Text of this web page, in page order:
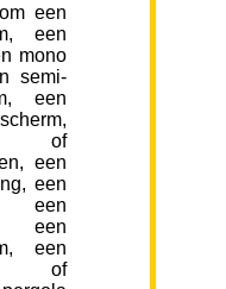
een
een
mono
semi-
een
of
een
een
een
een
of